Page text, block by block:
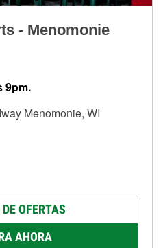
- Menomonie
9pm.
Menomonie, WI
OFERTAS
AHORA